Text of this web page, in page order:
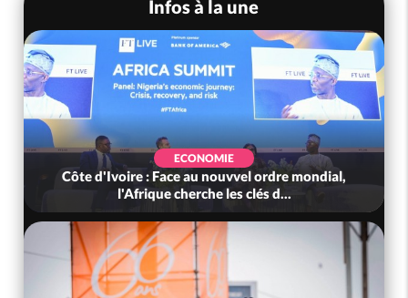
Infos à la une
ECONOMIE
Côte d'Ivoire : Face au nouvvel ordre mondial,
l'Afrique cherche les clés d...